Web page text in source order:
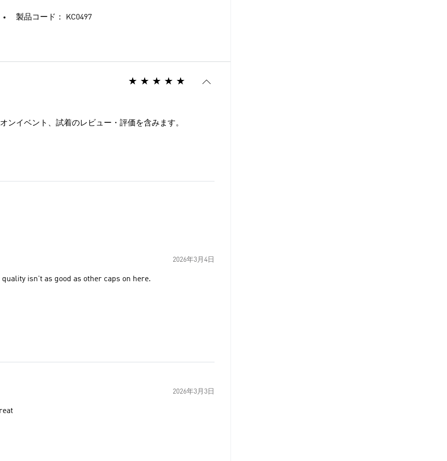
製品コード： KC0497
ンイベント、試着のレビュー・評価を含みます。
2026年3月4日
isn't as good as other caps on here.
2026年3月3日